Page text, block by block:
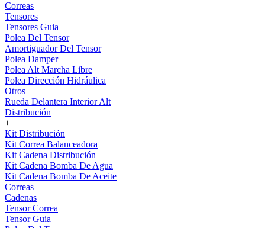
Correas
Tensores
Tensores Guia
Polea Del Tensor
Amortiguador Del Tensor
Polea Damper
Polea Alt Marcha Libre
Polea Dirección Hidráulica
Otros
Rueda Delantera Interior Alt
Distribución
+
Kit Distribución
Kit Correa Balanceadora
Kit Cadena Distribución
Kit Cadena Bomba De Agua
Kit Cadena Bomba De Aceite
Correas
Cadenas
Tensor Correa
Tensor Guia